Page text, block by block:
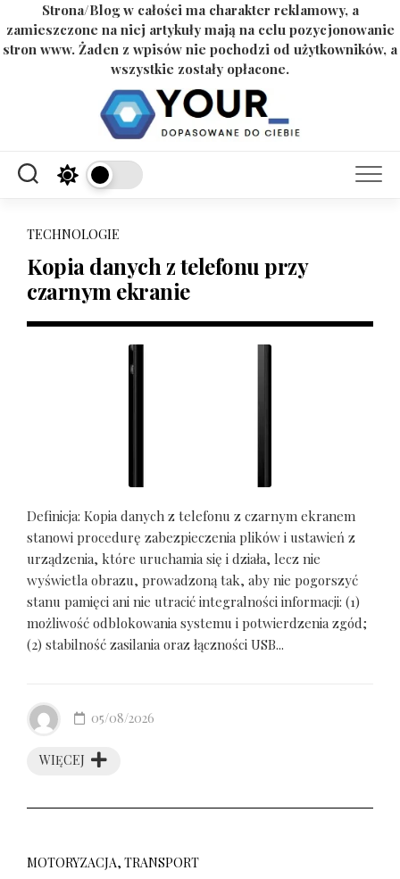
Strona/Blog w całości ma charakter reklamowy, a
zamieszczone na niej artykuły mają na celu pozycjonowanie
stron www. Żaden z wpisów nie pochodzi od użytkowników, a
wszystkie zostały opłacone.
TECHNOLOGIE
Kopia danych z telefonu przy
czarnym ekranie
Definicja: Kopia danych z telefonu z czarnym ekranem
stanowi procedurę zabezpieczenia plików i ustawień z
urządzenia, które uruchamia się i działa, lecz nie
wyświetla obrazu, prowadzoną tak, aby nie pogorszyć
stanu pamięci ani nie utracić integralności informacji: (1)
możliwość odblokowania systemu i potwierdzenia zgód;
(2) stabilność zasilania oraz łączności USB...
WIĘCEJ
05/08/2026
MOTORYZACJA, TRANSPORT